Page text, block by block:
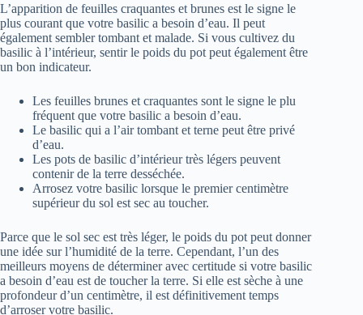
L’apparition de feuilles craquantes et brunes est le signe le
plus courant que votre basilic a besoin d’eau. Il peut
également sembler tombant et malade. Si vous cultivez du
basilic à l’intérieur, sentir le poids du pot peut également être
un bon indicateur.
Les feuilles brunes et craquantes sont le signe le plu
fréquent que votre basilic a besoin d’eau.
Le basilic qui a l’air tombant et terne peut être privé
d’eau.
Les pots de basilic d’intérieur très légers peuvent
contenir de la terre desséchée.
Arrosez votre basilic lorsque le premier centimètre
supérieur du sol est sec au toucher.
Parce que le sol sec est très léger, le poids du pot peut donner
une idée sur l’humidité de la terre. Cependant, l’un des
meilleurs moyens de déterminer avec certitude si votre basilic
a besoin d’eau est de toucher la terre. Si elle est sèche à une
profondeur d’un centimètre, il est définitivement temps
d’arroser votre basilic.